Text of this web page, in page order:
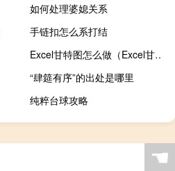
如何处理婆媳关系
手链扣怎么系打结
Excel甘特图怎么做（Excel甘特图怎么做）
“肆筵有序”的出处是哪里
纯粹台球攻略
☚